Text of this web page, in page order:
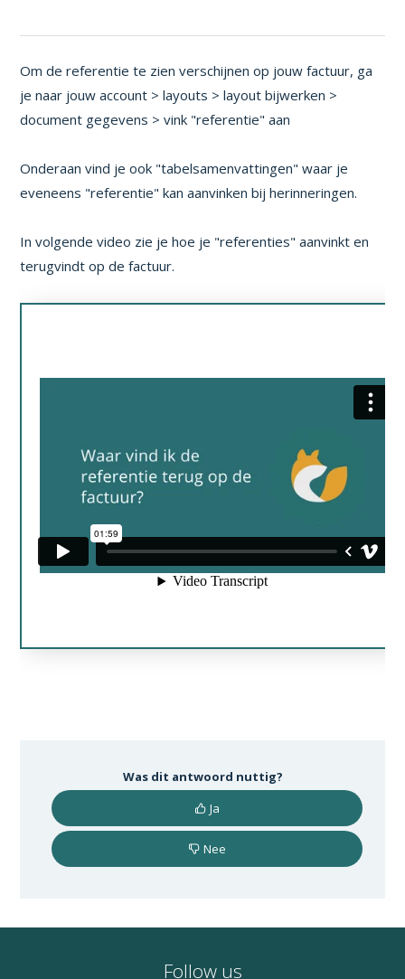
Om de referentie te zien verschijnen op jouw factuur, ga
je naar jouw account > layouts > layout bijwerken >
document gegevens > vink "referentie" aan
Onderaan vind je ook "tabelsamenvattingen" waar je
eveneens "referentie" kan aanvinken bij herinneringen.
In volgende video zie je hoe je "referenties" aanvinkt en
terugvindt op de factuur.
Was dit antwoord nuttig?
Ja
Nee
Follow us